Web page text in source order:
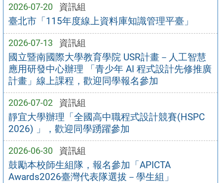
2026-07-20 資訊組
臺北市「115年度線上資料庫知識管理平臺」
2026-07-13 資訊組
國立暨南國際大學教育學院 USR計畫－人工智慧
應用研發中心辦理 「青少年 AI 程式設計先修推廣
計畫」線上課程，歡迎同學報名參加
2026-07-02 資訊組
靜宜大學辦理「全國高中職程式設計競賽(HSPC
2026) 」，歡迎同學踴躍參加
2026-06-30 資訊組
鼓勵本校師生組隊，報名參加「APICTA
Awards2026臺灣代表隊選拔－學生組」